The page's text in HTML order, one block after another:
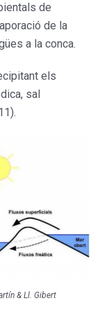
de
de la
a la conca.
els
sal
& Ll. Gibert